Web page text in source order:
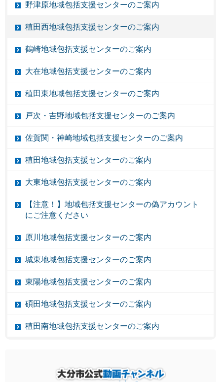
野津原地域包括支援センターのご案内
稙田西地域包括支援センターのご案内
鶴崎地域包括支援センターのご案内
大在地域包括支援センターのご案内
稙田東地域包括支援センターのご案内
戸次・吉野地域包括支援センターのご案内
佐賀関・神崎地域包括支援センターのご案内
稙田地域包括支援センターのご案内
大東地域包括支援センターのご案内
【注意！】地域包括支援センターの偽アカウント
にご注意ください
原川地域包括支援センターのご案内
城東地域包括支援センターのご案内
東陽地域包括支援センターのご案内
碩田地域包括支援センターのご案内
稙田南地域包括支援センターのご案内